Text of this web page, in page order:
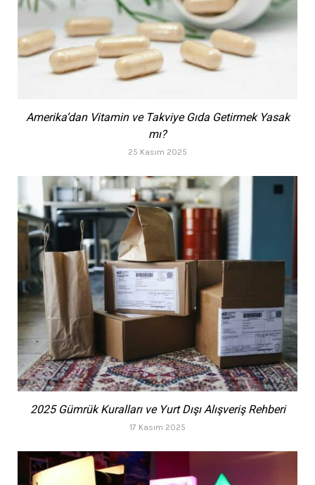
Amerika’dan Vitamin ve Takviye Gıda Getirmek Yasak
mı?
25 Kasım 2025
2025 Gümrük Kuralları ve Yurt Dışı Alışveriş Rehberi
17 Kasım 2025